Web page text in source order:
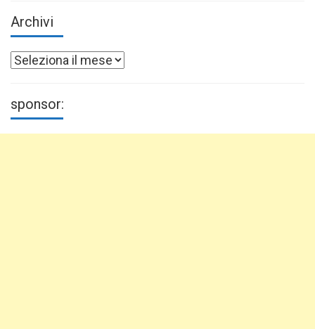
Archivi
Archivi
sponsor: